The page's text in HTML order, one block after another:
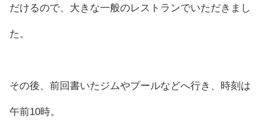
だけるので、大きな一般のレストランでいただきまし
た。
その後、前回書いたジムやプールなどへ行き、時刻は
午前10時。